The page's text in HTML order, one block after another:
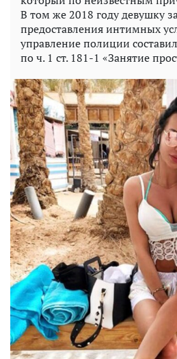
В том же 2018 году девушку
предоставления интимных
управление полиции
по ч. 1 ст. 181-1 «Занятие